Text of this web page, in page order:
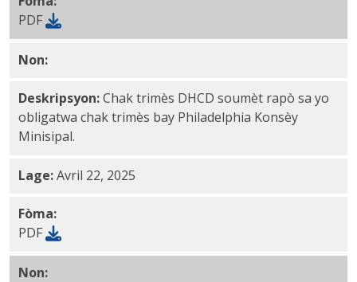
PDF
Non:1029AA Ane 49 4th Trimès PDF
Deskripsyon:Chak trimès DHCD soumèt rapò sa yo
obligatwa chak trimès bay Philadelphia Konsèy
Minisipal.
Lage:Avril 22, 2025
Fòma:
PDF
Non:1029AA Ane 49 3rd Trimès PDF